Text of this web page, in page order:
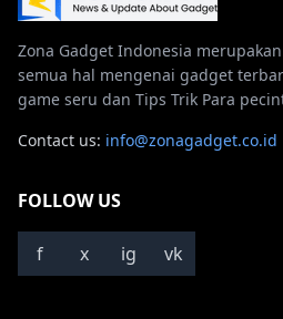
Zona Gadget Indonesia
semua hal mengenai gadget
game seru dan Tips Trik Para
Contact us: info@zonagadget.co.id
FOLLOW US
f x ig vk